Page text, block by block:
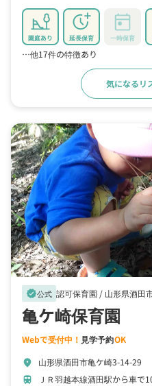
園庭あり 延長保育 一時保育
…他17件の特徴あり
気になるリ
verified公式 認可保育園 / 山形県酒田
亀ケ崎保育園
Webで受付中！ 見学予約OK
location_on 山形県酒田市亀ケ崎3-14-29
train ＪＲ羽越本線酒田駅から車で